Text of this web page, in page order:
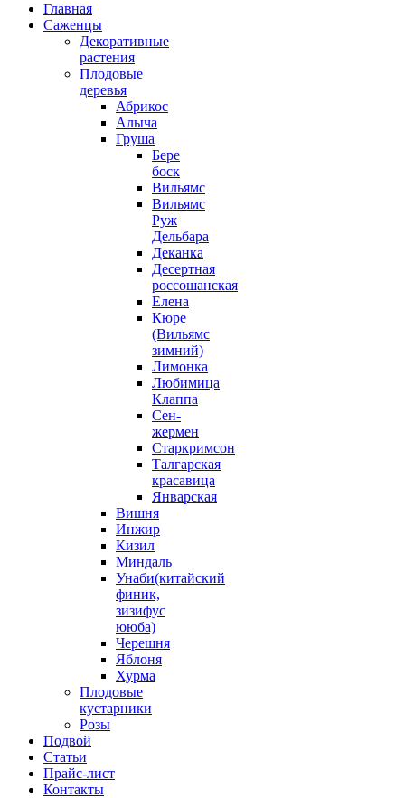
Главная
Саженцы
Декоративные
растения
Плодовые
деревья
Абрикос
Алыча
Груша
Бере
боск
Вильямс
Вильямс
Руж
Дельбара
Деканка
Десертная
россошанская
Елена
Кюре
(Вильямс
зимний)
Лимонка
Любимица
Клаппа
Сен-
жермен
Старкримсон
Талгарская
красавица
Январская
Вишня
Инжир
Кизил
Миндаль
Унаби(китайский
финик,
зизифус
ююба)
Черешня
Яблоня
Хурма
Плодовые
кустарники
Розы
Подвой
Статьи
Прайс-лист
Контакты